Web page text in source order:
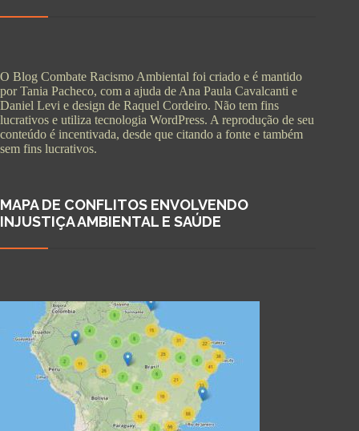
O Blog Combate Racismo Ambiental foi criado e é mantido
por Tania Pacheco, com a ajuda de Ana Paula Cavalcanti e
Daniel Levi e design de Raquel Cordeiro. Não tem fins
lucrativos e utiliza tecnologia WordPress. A reprodução de seu
conteúdo é incentivada, desde que citando a fonte e também
sem fins lucrativos.
MAPA DE CONFLITOS ENVOLVENDO
INJUSTIÇA AMBIENTAL E SAÚDE